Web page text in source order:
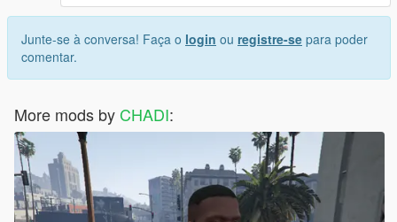
Junte-se à conversa! Faça o login ou registre-se para poder
comentar.
More mods by CHADI: